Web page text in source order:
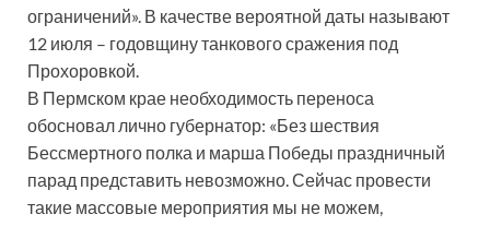
ограничений». В качестве вероятной даты называют
12 июля – годовщину танкового сражения под
Прохоровкой.
В Пермском крае необходимость переноса
обосновал лично губернатор: «Без шествия
Бессмертного полка и марша Победы праздничный
парад представить невозможно. Сейчас провести
такие массовые мероприятия мы не можем,